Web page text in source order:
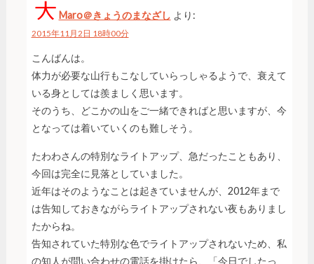
Maro＠きょうのまなざし より:
2015年11月2日 18時00分
こんばんは。
体力が必要な山行もこなしていらっしゃるようで、衰えて
いる身としては羨ましく思います。
そのうち、どこかの山をご一緒できればと思いますが、今
となっては着いていくのも難しそう。
たわわさんの特別なライトアップ、急だったこともあり、
今回は完全に見落としていました。
近年はそのようなことは起きていませんが、2012年まで
は告知しておきながらライトアップされない夜もありまし
たからね。
告知されていた特別な色でライトアップされないため、私
の知人が問い合わせの電話を掛けたら、「今日でしたっ